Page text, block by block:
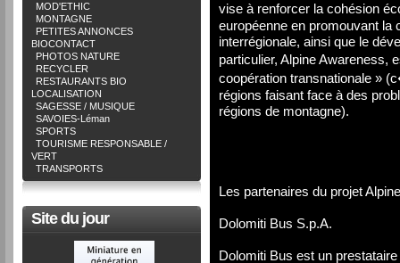
MOD'ETHIC
MONTAGNE
PETITES ANNONCES
BIOCONTACT
PHOTOS NATURE
RECYCLER
RESTAURANTS BIO
LOCALISATION
SAGESSE / MUSIQUE
SAVOIES-Léman
SPORTS
TOURISME RESPONSABLE /
VERT
TRANSPORTS
Site du jour
vise à renforcer la cohésion
européenne en promouvant la
interrégionale, ainsi que le
particulier, Alpine Awareness,
coopération transnationale »
régions faisant face à des
régions de montagne).
Les partenaires du projet
Dolomiti Bus S.p.A.
Dolomiti Bus est un